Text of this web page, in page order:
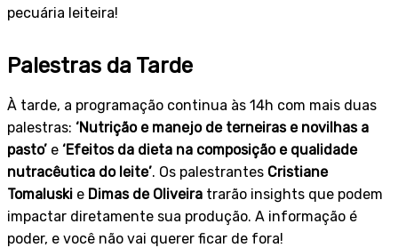
pecuária leiteira!
Palestras da Tarde
À tarde, a programação continua às 14h com mais duas
palestras: ‘Nutrição e manejo de terneiras e novilhas a
pasto’ e ‘Efeitos da dieta na composição e qualidade
nutracêutica do leite’. Os palestrantes Cristiane
Tomaluski e Dimas de Oliveira trarão insights que podem
impactar diretamente sua produção. A informação é
poder, e você não vai querer ficar de fora!